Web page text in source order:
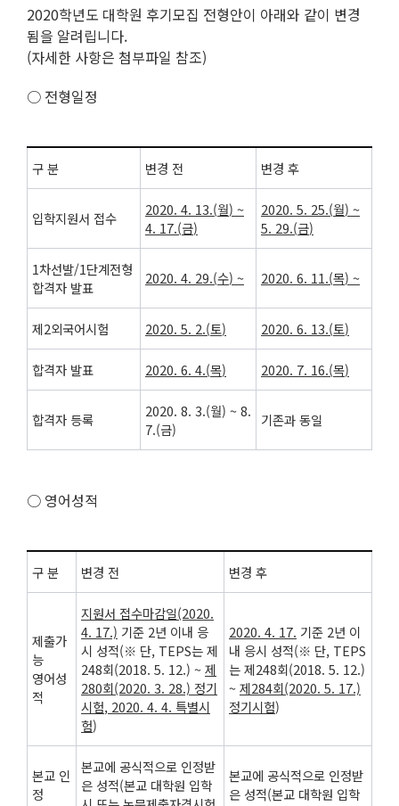
2020학년도 대학원 후기모집 전형안이 아래와 같이 변경
됨을 알려립니다.
(자세한 사항은 첨부파일 참조)
○ 전형일정
구 분 변경 전 변경 후
입학지원서 접수 2020. 4. 13.(월) ~
4. 17.(금)
2020. 5. 25.(월) ~
5. 29.(금)
1차선발/1단계전형
합격자 발표
2020. 4. 29.(수) ~ 2020. 6. 11.(목) ~
제2외국어시험 2020. 5. 2.(토) 2020. 6. 13.(토)
합격자 발표 2020. 6. 4.(목) 2020. 7. 16.(목)
합격자 등록
2020. 8. 3.(월) ~ 8.
7.(금)
기존과 동일
○ 영어성적
구 분 변경 전 변경 후
제출가
능
영어성
적
지원서 접수마감일(2020.
4. 17.) 기준 2년 이내 응
시 성적(※ 단, TEPS는 제
248회(2018. 5. 12.) ~제
280회(2020. 3. 28.) 정기
시험, 2020. 4. 4. 특별시
험)
2020. 4. 17. 기준 2년 이
내 응시 성적(※ 단, TEPS
는 제248회(2018. 5. 12.)
~제284회(2020. 5. 17.)
정기시험)
본교 인
정
본교에 공식적으로 인정받
은 성적(본교 대학원 입학
본교에 공식적으로 인정받
은 성적(본교 대학원 입학